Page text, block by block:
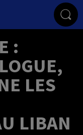
:
LES
LIBAN